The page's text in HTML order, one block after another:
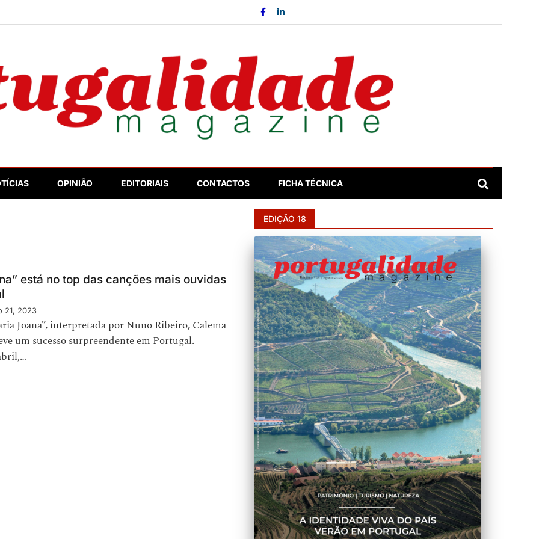
OPINIÃO EDITORIAIS CONTACTOS FICHA TÉCNICA
está no top das canções mais ouvidas
21, 2023
Joana”, interpretada por Nuno Ribeiro, Calema
um sucesso surpreendente em Portugal.
EDIÇÃO 18